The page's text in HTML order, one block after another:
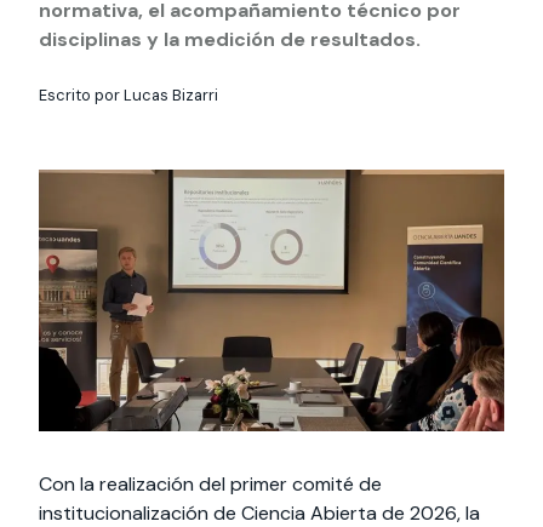
cursos
estadías
Te puede
International
students
Facultades
interesar:
2025
vinculación con la
sociedad
intercambio
interesar:
Uandes
estudiantiles
normativa, el acompañamiento técnico por
disciplinas y la medición de resultados.
Escrito por Lucas Bizarri
Con la realización del primer comité de
institucionalización de Ciencia Abierta de 2026, la